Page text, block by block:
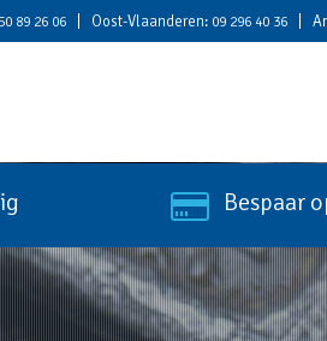
89 26 06 | Oost-Vlaanderen: 09 296 40 36 |
Bespaar